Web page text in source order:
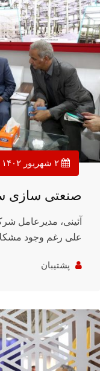
صنعتی سازی
آئینی، مدیرعامل
علی رغم وجود
پشتیبان